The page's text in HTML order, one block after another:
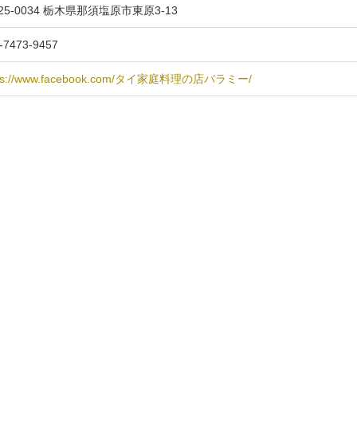
0034 栃木県那須塩原市東原3-13
7473-9457
www.facebook.com/タイ家庭料理の店バラミー/